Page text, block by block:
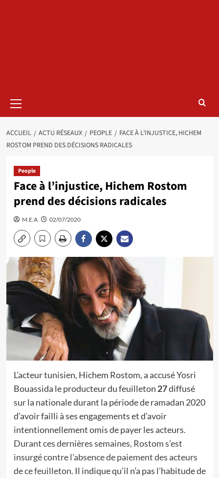
principal
ACCUEIL ACTU RÉSEAUX PEOPLE
FACE À L’INJUSTICE, HICHEM
ROSTOM PREND DES DÉCISIONS RADICALES
People
Face à l’injustice, Hichem Rostom
prend des décisions radicales
M.E.A 02/07/2020
L’acteur tunisien, Hichem Rostom, a accusé Yosri
Bouassida le producteur du feuilleton 27diffusé
sur la nationale durant la période de ramadan 2020
d’avoir failli à ses engagements et d’avoir
intentionnellement omis de payer les acteurs.
Durant ces dernières semaines, Rostom s’est
insurgé contre l’absence de paiement des acteurs
de ce feuilleton. Il indique qu’il n’a pas l’habitude de